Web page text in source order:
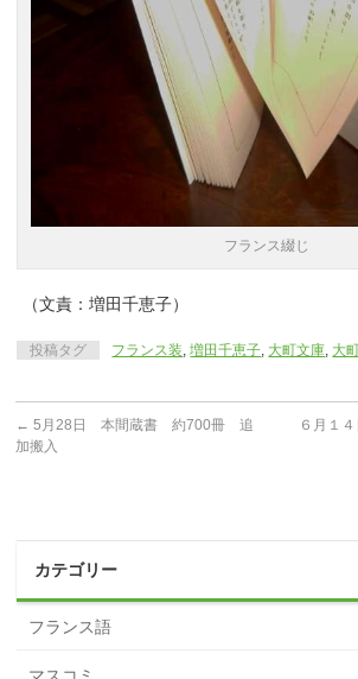
フランス綴じ
（文責：増田千恵子）
投稿タグ フランス装,増田千恵子, 大町文庫, 大
← 5月28日 本間蔵書 約700冊 追
加搬入
６月１
カテゴリー
フランス語